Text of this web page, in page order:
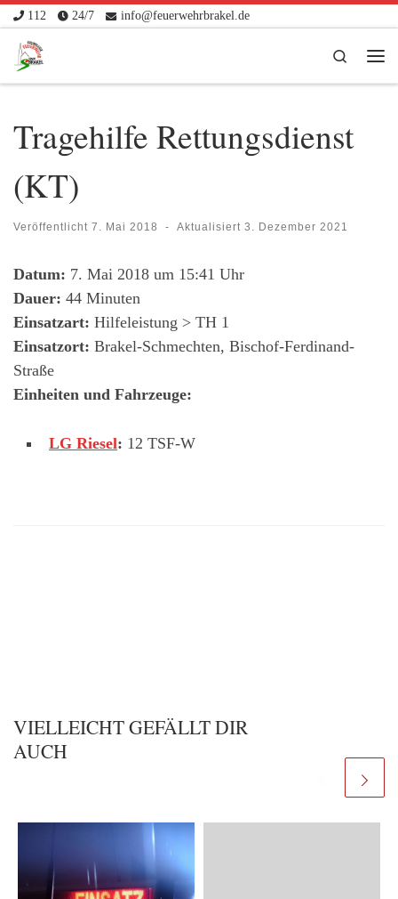
Zum Inhalt springen
112 24/7 info@feuerwehrbrakel.de
Search
Tragehilfe Rettungsdienst
(KT)
Veröffentlicht 7. Mai 2018 - Aktualisiert 3. Dezember 2021
Datum: 7. Mai 2018 um 15:41 Uhr
Dauer: 44 Minuten
Einsatzart: Hilfeleistung > TH 1
Einsatzort: Brakel-Schmechten, Bischof-Ferdinand-
Straße
Einheiten und Fahrzeuge:
LG Riesel: 12 TSF-W
VIELLEICHT GEFÄLLT DIR
AUCH